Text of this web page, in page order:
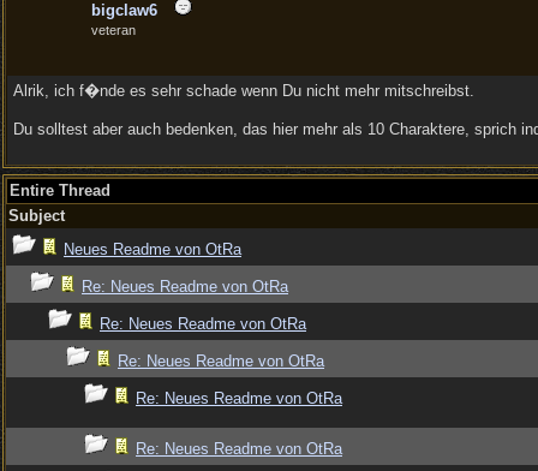
bigclaw6
veteran
Alrik, ich f�nde es sehr schade wenn Du nicht mehr mitschreibst.
Du solltest aber auch bedenken, das hier mehr als 10 Charaktere, sprich
Entire Thread
Subject
Neues Readme von OtRa
Re: Neues Readme von OtRa
Re: Neues Readme von OtRa
Re: Neues Readme von OtRa
Re: Neues Readme von OtRa
Re: Neues Readme von OtRa